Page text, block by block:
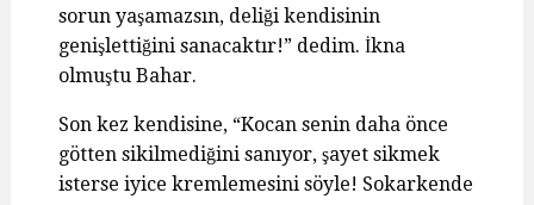
sorun yaşamazsın, deliği kendisinin
genişlettiğini sanacaktır!” dedim. İkna
olmuştu Bahar.
Son kez kendisine, “Kocan senin daha önce
götten sikilmediğini sanıyor, şayet sikmek
isterse iyice kremlemesini söyle! Sokarkende